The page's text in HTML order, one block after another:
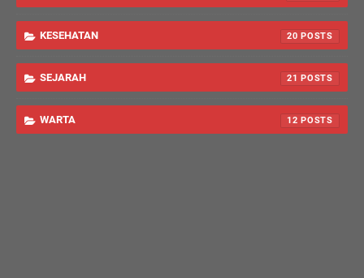
KESEHATAN 20
SEJARAH 21
WARTA 12